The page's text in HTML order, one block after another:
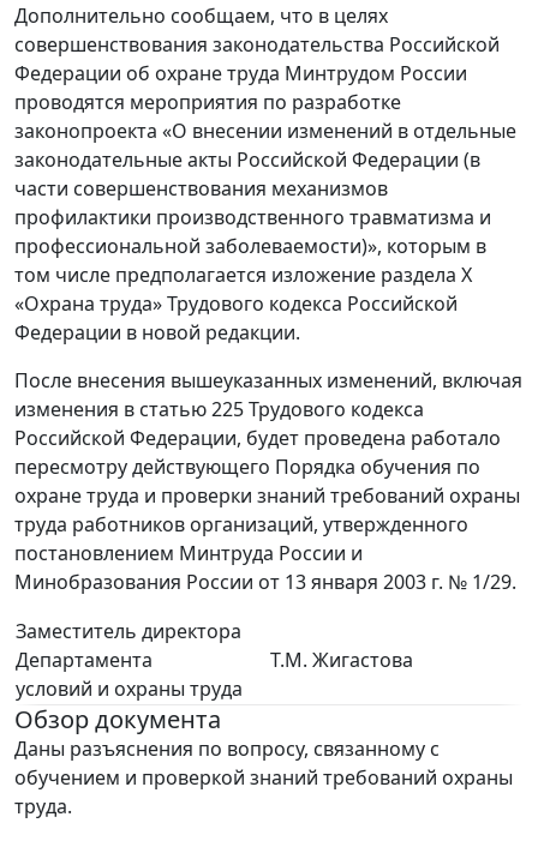
Дополнительно сообщаем, что в целях
совершенствования законодательства Российской
Федерации об охране труда Минтрудом России
проводятся мероприятия по разработке
законопроекта «О внесении изменений в отдельные
законодательные акты Российской Федерации (в
части совершенствования механизмов
профилактики производственного травматизма и
профессиональной заболеваемости)», которым в
том числе предполагается изложение раздела X
«Охрана труда» Трудового кодекса Российской
Федерации в новой редакции.
После внесения вышеуказанных изменений, включая
изменения в статью 225 Трудового кодекса
Российской Федерации, будет проведена работало
пересмотру действующего Порядка обучения по
охране труда и проверки знаний требований охраны
труда работников организаций, утвержденного
постановлением Минтруда России и
Минобразования России от 13 января 2003 г. № 1/29.
Заместитель директора
Департамента
условий и охраны труда
Т.М. Жигастова
Обзор документа
Даны разъяснения по вопросу, связанному с
обучением и проверкой знаний требований охраны
труда.